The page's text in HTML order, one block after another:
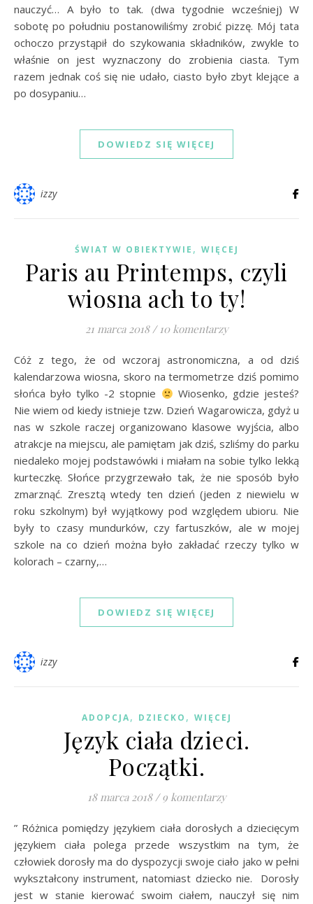
nauczyć… A było to tak. (dwa tygodnie wcześniej) W
sobotę po południu postanowiliśmy zrobić pizzę. Mój tata
ochoczo przystąpił do szykowania składników, zwykle to
właśnie on jest wyznaczony do zrobienia ciasta. Tym
razem jednak coś się nie udało, ciasto było zbyt klejące a
po dosypaniu…
DOWIEDZ SIĘ WIĘCEJ
izzy
ŚWIAT W OBIEKTYWIE , WIĘCEJ
Paris au Printemps, czyli
wiosna ach to ty!
21 marca 2018 / 10 komentarzy
Cóż z tego, że od wczoraj astronomiczna, a od dziś
kalendarzowa wiosna, skoro na termometrze dziś pomimo
słońca było tylko -2 stopnie
Wiosenko, gdzie jesteś?
Nie wiem od kiedy istnieje tzw. Dzień Wagarowicza, gdyż u
nas w szkole raczej organizowano klasowe wyjścia, albo
atrakcje na miejscu, ale pamiętam jak dziś, szliśmy do parku
niedaleko mojej podstawówki i miałam na sobie tylko lekką
kurteczkę. Słońce przygrzewało tak, że nie sposób było
zmarznąć. Zresztą wtedy ten dzień (jeden z niewielu w
roku szkolnym) był wyjątkowy pod względem ubioru. Nie
były to czasy mundurków, czy fartuszków, ale w mojej
szkole na co dzień można było zakładać rzeczy tylko w
kolorach – czarny,…
DOWIEDZ SIĘ WIĘCEJ
izzy
ADOPCJA, DZIECKO , WIĘCEJ
Język ciała dzieci.
Początki.
18 marca 2018 / 9 komentarzy
” Różnica pomiędzy językiem ciała dorosłych a dziecięcym
językiem ciała polega przede wszystkim na tym, że
człowiek dorosły ma do dyspozycji swoje ciało jako w pełni
wykształcony instrument, natomiast dziecko nie. Dorosły
jest w stanie kierować swoim ciałem, nauczył się nim